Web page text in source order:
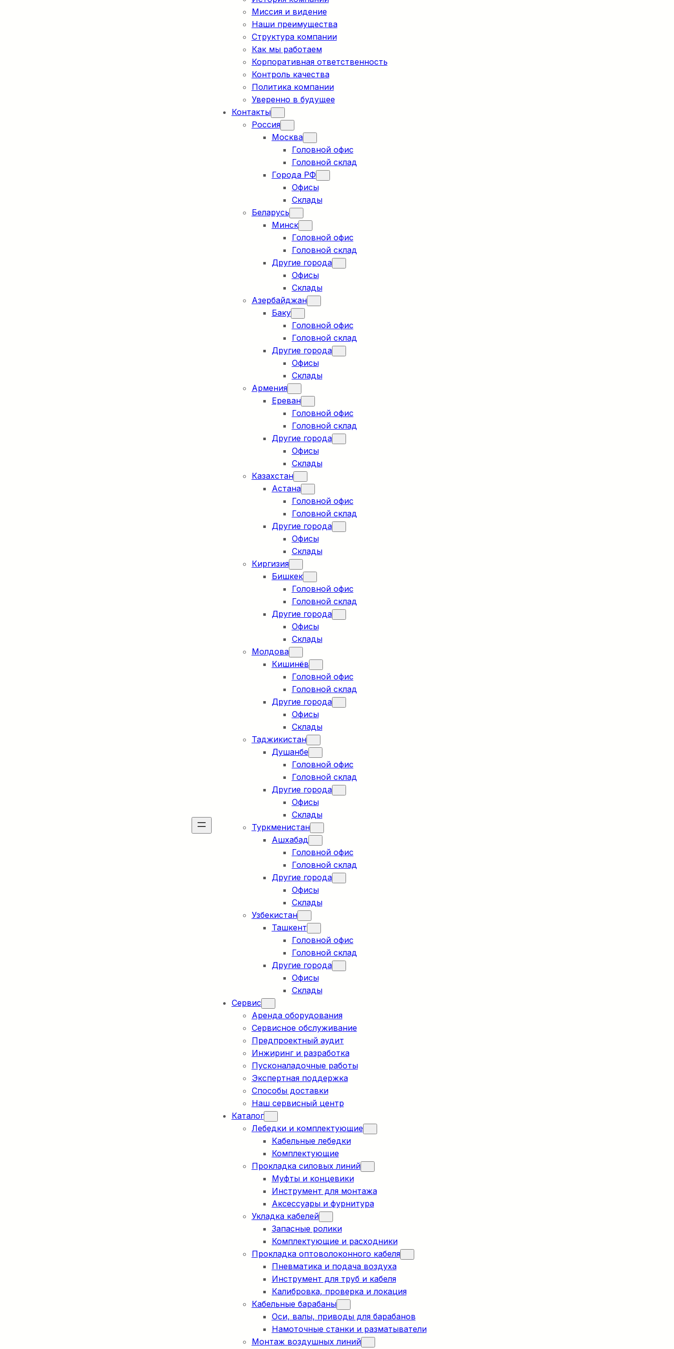
Миссия и видение
Наши преимущества
Структура компании
Как мы работаем
Корпоративная ответственность
Контроль качества
Политика компании
Уверенно в будущее
Контакты
Россия
Москва
Головной офис
Головной склад
Города РФ
Офисы
Склады
Беларусь
Минск
Головной офис
Головной склад
Другие города
Офисы
Склады
Азербайджан
Баку
Головной офис
Головной склад
Другие города
Офисы
Склады
Армения
Ереван
Головной офис
Головной склад
Другие города
Офисы
Склады
Казахстан
Астана
Головной офис
Головной склад
Другие города
Офисы
Склады
Киргизия
Бишкек
Головной офис
Головной склад
Другие города
Офисы
Склады
Молдова
Кишинёв
Головной офис
Головной склад
Другие города
Офисы
Склады
Таджикистан
Душанбе
Головной офис
Головной склад
Другие города
Офисы
Склады
Туркменистан
Ашхабад
Головной офис
Головной склад
Другие города
Офисы
Склады
Узбекистан
Ташкент
Головной офис
Головной склад
Другие города
Офисы
Склады
Сервис
Аренда оборудования
Сервисное обслуживание
Предпроектный аудит
Инжиринг и разработка
Пусконаладочные работы
Экспертная поддержка
Способы доставки
Наш сервисный центр
Каталог
Лебедки и комплектующие
Кабельные лебедки
Комплектующие
Прокладка силовых линий
Муфты и концевики
Инструмент для монтажа
Аксессуары и фурнитура
Укладка кабелей
Запасные ролики
Комплектующие и расходники
Прокладка оптоволоконного кабеля
Пневматика и подача воздуха
Инструмент для труб и кабеля
Калибровка, проверка и локация
Кабельные барабаны
Оси, валы, приводы для барабанов
Намоточные станки и разматыватели
Монтаж воздушных линий